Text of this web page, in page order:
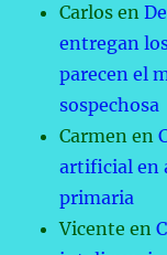
Carlos en
entregan
parecen el
sospechosa
Carmen en
artificial en
primaria
Vicente en